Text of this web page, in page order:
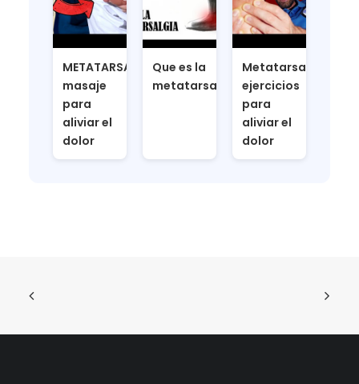
METATARSALGIA
masaje
para
aliviar el
dolor
Que es la
metatarsalgia
Metatarsalgia
ejercicios
para
aliviar el
dolor